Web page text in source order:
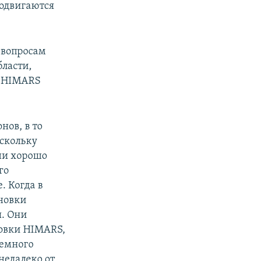
в то
хорошо
Когда в
Они
HIMARS,